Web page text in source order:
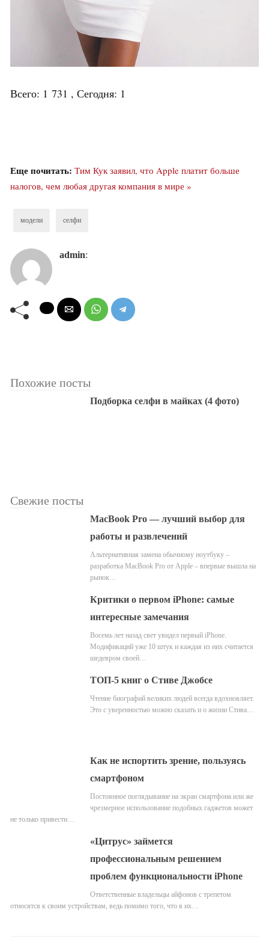
Всего: 1 731 , Сегодня: 1
Еще почитать: Тим Кук заявил, что Apple платит больше
налогов, чем любая другая компания в мире »
модели селфи
admin:
Похожие посты
Подборка селфи в майках (4 фото)
Свежие посты
MacBook Pro — лучший выбор для
работы и развлечений
Альтернативная замена обычному ноутбуку –
разработка MacBook Pro от Apple – впервые вышла на
рынок…
Критики о первом iPhone: самые
интересные замечания
Восемь лет назад свет увидел первый iPhone.
Модификаций уже 10 штук и каждая из них считается
шедевром своей…
ТОП-5 книг о Стиве Джобсе
Чтение биографий великих людей всегда вдохновляет.
Это с уверенностью можно сказать и о жизни Стива…
Как не испортить зрение, пользуясь
смартфоном
Постоянное поглядывание на экран смартфона или же
чрезмерное использование подобных гаджетов может
не только привести…
«Цитрус» займется
профессиональным решением
проблем функциональности iPhone
Ответственные владельцы айфонов с трепетом
относятся к своим устройствам, ведь помимо того, что в их…